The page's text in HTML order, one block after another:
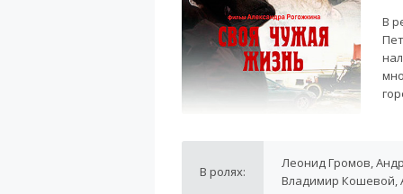
В
В ролях:
Леонид Громов,
Владимир Кошевой,